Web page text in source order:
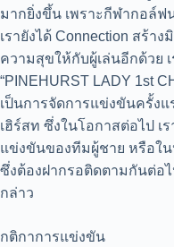
มากยิ่งขึ้น เพราะกีฬากอล์ฟ
เรายังได้ Connection สร้า
ความสุขให้กับผู้เล่นอีกด้วย
“PINEHURST LADY 1st
เป็นการจัดการแข่งขันครั้ง
เฮิร์สท ซึ่งในโอกาสต่อไป เ
แข่งขันของทีมผู้ชาย หรือใ
ซึ่งต้องฝากรอติดตามกันต่อ
กล่าว
กติกาการแข่งขัน